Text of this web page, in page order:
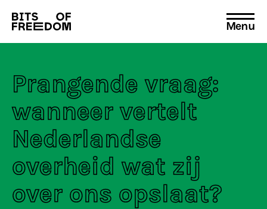
Search
for:
Menu
Prangende vraag:
wanneer vertelt
Nederlandse
overheid wat zij
over ons opslaat?